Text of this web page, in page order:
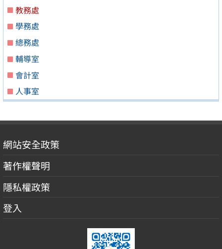
教務處
學務處
總務處
輔導室
會計室
人事室
網站安全政策
著作權聲明
隱私權政策
登入